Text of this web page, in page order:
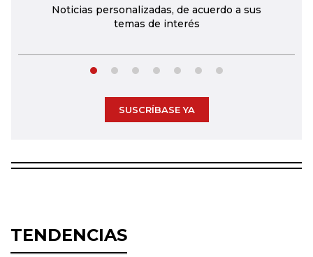
Noticias personalizadas, de acuerdo a sus
temas de interés
SUSCRÍBASE YA
TENDENCIAS